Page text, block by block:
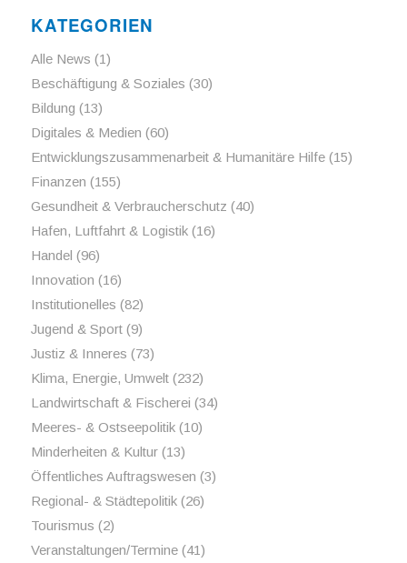
KATEGORIEN
Alle News (1)
Beschäftigung & Soziales (30)
Bildung (13)
Digitales & Medien (60)
Entwicklungszusammenarbeit & Humanitäre Hilfe(15)
Finanzen (155)
Gesundheit & Verbraucherschutz (40)
Hafen, Luftfahrt & Logistik(16)
Handel (96)
Innovation (16)
Institutionelles (82)
Jugend & Sport(9)
Justiz & Inneres (73)
Klima, Energie, Umwelt(232)
Landwirtschaft & Fischerei (34)
Meeres- & Ostseepolitik(10)
Minderheiten & Kultur(13)
Öffentliches Auftragswesen (3)
Regional- & Städtepolitik(26)
Tourismus (2)
Veranstaltungen/Termine(41)